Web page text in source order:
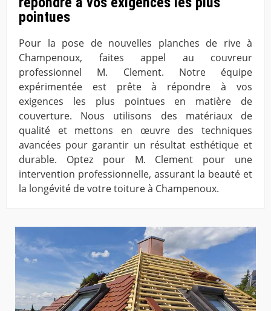
pointues
Pour la pose de nouvelles planches de rive à
Champenoux, faites appel au couvreur
professionnel M. Clement. Notre équipe
expérimentée est prête à répondre à vos
exigences les plus pointues en matière de
couverture. Nous utilisons des matériaux de
qualité et mettons en œuvre des techniques
avancées pour garantir un résultat esthétique et
durable. Optez pour M. Clement pour une
intervention professionnelle, assurant la beauté et
la longévité de votre toiture à Champenoux.